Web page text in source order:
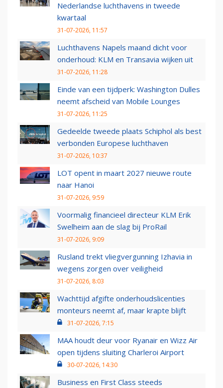
Nederlandse luchthavens in tweede
kwartaal
31-07-2026, 11:57
Luchthavens Napels maand dicht voor
onderhoud: KLM en Transavia wijken uit
31-07-2026, 11:28
Einde van een tijdperk: Washington Dulles
neemt afscheid van Mobile Lounges
31-07-2026, 11:25
Gedeelde tweede plaats Schiphol als best
verbonden Europese luchthaven
31-07-2026, 10:37
LOT opent in maart 2027 nieuwe route
naar Hanoi
31-07-2026, 9:59
Voormalig financieel directeur KLM Erik
Swelheim aan de slag bij ProRail
31-07-2026, 9:09
Rusland trekt vliegvergunning Izhavia in
wegens zorgen over veiligheid
31-07-2026, 8:03
Wachttijd afgifte onderhoudslicenties
monteurs neemt af, maar krapte blijft
31-07-2026, 7:15
MAA houdt deur voor Ryanair en Wizz Air
open tijdens sluiting Charleroi Airport
30-07-2026, 14:30
Business en First Class steeds